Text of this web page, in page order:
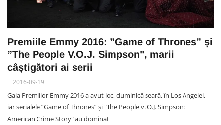
Premiile Emmy 2016: ”Game of Thrones” și
”The People V.O.J. Simpson", marii
câștigători ai serii
2016-09-19
Gala Premiilor Emmy 2016 a avut loc, duminică seară, în Los Angelei,
iar serialele ”Game of Thrones” și "The People v. O.J. Simpson:
American Crime Story" au dominat.